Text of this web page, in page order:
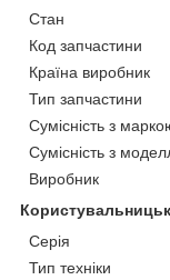
Стан
Код запчастини
Країна виробник
Тип запчастини
Сумісність з
Сумісність з
Виробник
Серія
Тип техніки